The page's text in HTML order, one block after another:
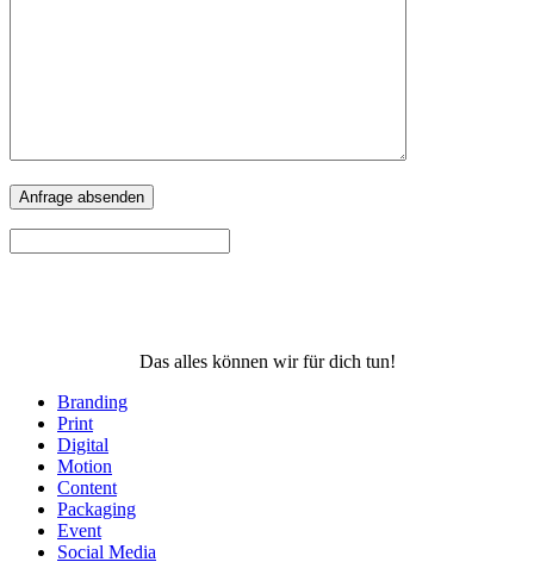
Das alles können wir für dich tun!
Branding
Print
Digital
Motion
Content
Packaging
Event
Social Media